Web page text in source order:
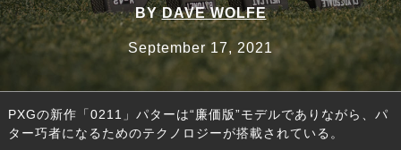
BYDAVE WOLFE
September 17, 2021
PXGの新作「0211」パターは“廉価版”モデルでありながら、パ
ター巧者になるためのテクノロジーが搭載されている。
Golf News ゴルフニュース
REVIEWS 製品レビュー
FAIRWAY WOODS フェアウェイウッド